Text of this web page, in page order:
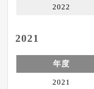
2022
2021
年度
2021